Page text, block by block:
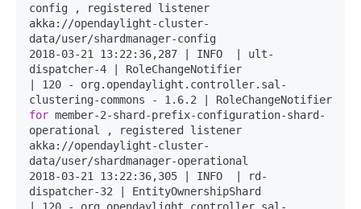
config , registered listener
akka://opendaylight-cluster-
data/user/shardmanager-config
2018-03-21 13:22:36,287 | INFO  | ult-
dispatcher-4 | RoleChangeNotifier
| 120 - org.opendaylight.controller.sal-
for member-2-shard-prefix-configuration-shard-
operational , registered listener
akka://opendaylight-cluster-
data/user/shardmanager-operational
2018-03-21 13:22:36,305 | INFO  | rd-
dispatcher-32 | EntityOwnershipShard